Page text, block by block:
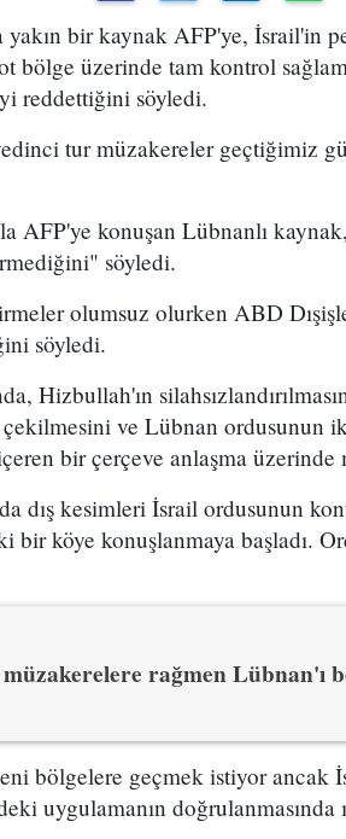
yakın bir kaynak AFP'ye, İsrail'in
üzerinde tam kontrol
reddettiğini söyledi.
tur müzakereler geçtiğimiz
AFP'ye konuşan Lübnanlı
söyledi.
olumsuz olurken ABD
söyledi.
Hizbullah'ın
ve Lübnan ordusunun
bir çerçeve anlaşma üzerinde
dış kesimleri İsrail ordusunun
köye konuşlanmaya başladı.
rağmen Lübnan'ı
bölgelere geçmek istiyor ancak
uygulamanın doğrulanmasında